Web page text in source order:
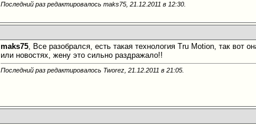
Последний раз редактировалось maks75, 21.12.2011 в 12:30
maks75, Все разобрался, есть такая технология Tru Motion, так вот
или новостях, жену это сильно раздражало!!
Последний раз редактировалось Tworez, 21.12.2011 в21:05